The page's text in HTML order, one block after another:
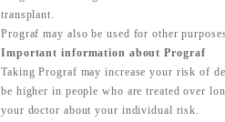
transplant.
Prograf may also be used for other
Important information about Prograf
Taking Prograf may increase your risk of
be higher in people who are treated over
your doctor about your individual risk.